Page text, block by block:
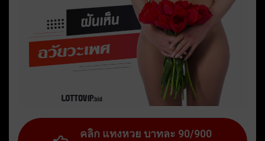
คลิก แทงหวย บาทละ 90/900